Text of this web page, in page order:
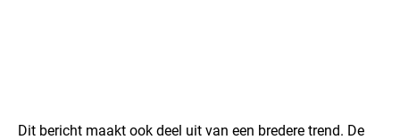
Dit bericht maakt ook deel uit van een bredere trend. De